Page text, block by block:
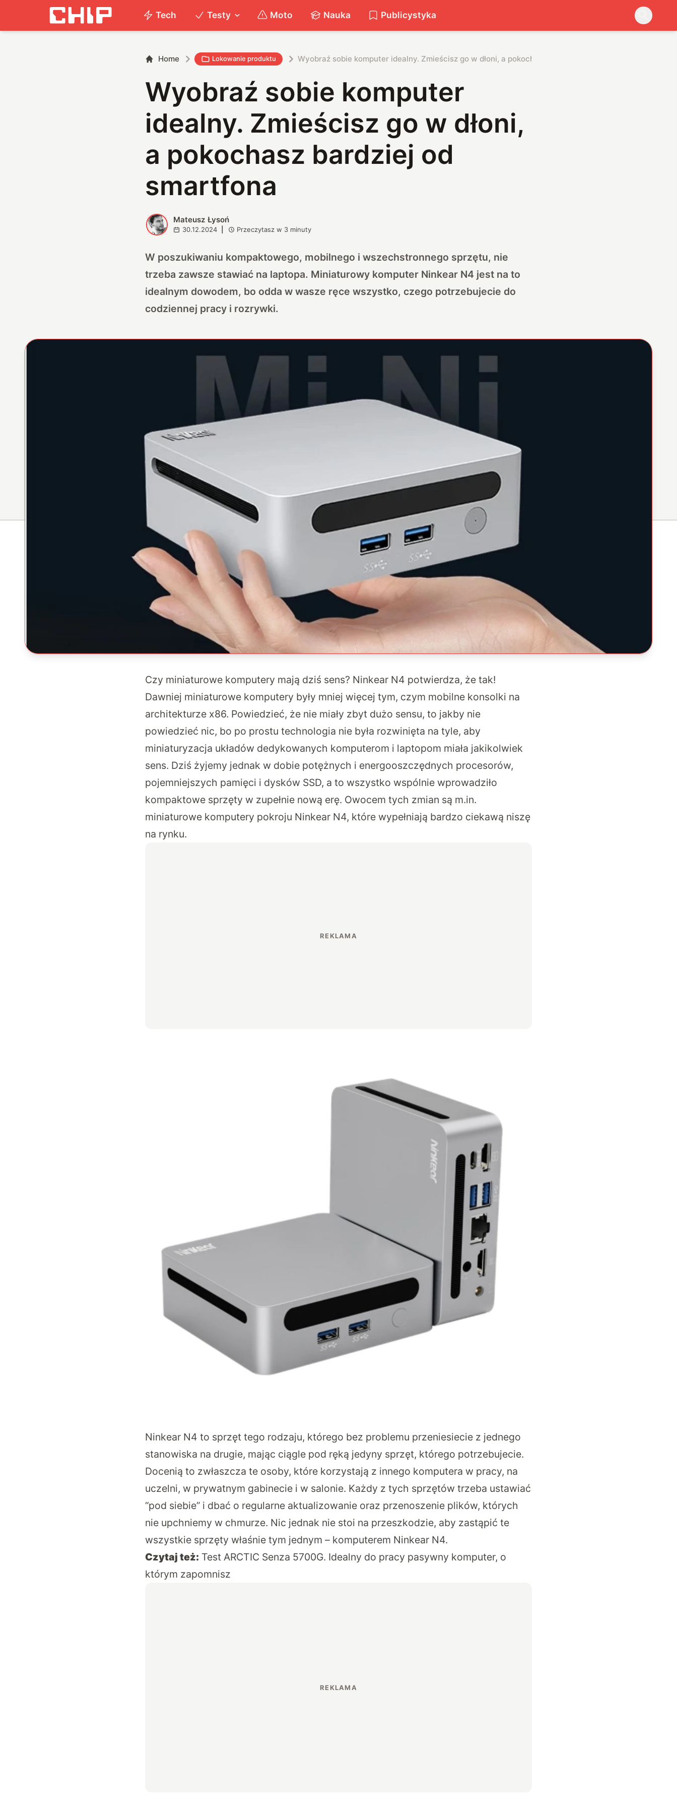
Tech Testy Moto Nauka Publicystyka
Home Lokowanie produktu Wyobraź sobie komputer idealny. Zmieścisz go w dłoni, a pokochasz bardziej od smartfona
Wyobraź sobie komputer
idealny. Zmieścisz go w dłoni,
a pokochasz bardziej od
smartfona
M Mateusz Łysoń
30.12.2024 Przeczytasz w 3 minuty
W poszukiwaniu kompaktowego, mobilnego i wszechstronnego sprzętu, nie
trzeba zawsze stawiać na laptopa. Miniaturowy komputer Ninkear N4 jest na to
idealnym dowodem, bo odda w wasze ręce wszystko, czego potrzebujecie do
codziennej pracy i rozrywki.
Czy miniaturowe komputery mają dziś sens? Ninkear N4 potwierdza, że tak!
Dawniej miniaturowe komputery były mniej więcej tym, czym mobilne konsolki na
architekturze x86. Powiedzieć, że nie miały zbyt dużo sensu, to jakby nie
powiedzieć nic, bo po prostu technologia nie była rozwinięta na tyle, aby
miniaturyzacja układów dedykowanych komputerom i laptopom miała jakikolwiek
sens. Dziś żyjemy jednak w dobie potężnych i energooszczędnych procesorów,
pojemniejszych pamięci i dysków SSD, a to wszystko wspólnie wprowadziło
kompaktowe sprzęty w zupełnie nową erę. Owocem tych zmian są m.in.
miniaturowe komputery pokroju Ninkear N4, które wypełniają bardzo ciekawą niszę
na rynku.
Ninkear N4 to sprzęt tego rodzaju, którego bez problemu przeniesiecie z jednego
stanowiska na drugie, mając ciągle pod ręką jedyny sprzęt, którego potrzebujecie.
Docenią to zwłaszcza te osoby, które korzystają z innego komputera w pracy, na
uczelni, w prywatnym gabinecie i w salonie. Każdy z tych sprzętów trzeba ustawiać
“pod siebie” i dbać o regularne aktualizowanie oraz przenoszenie plików, których
nie upchniemy w chmurze. Nic jednak nie stoi na przeszkodzie, aby zastąpić te
wszystkie sprzęty właśnie tym jednym – komputerem Ninkear N4.
Czytaj też: Test ARCTIC Senza 5700G. Idealny do pracy pasywny komputer, o
którym zapomnisz